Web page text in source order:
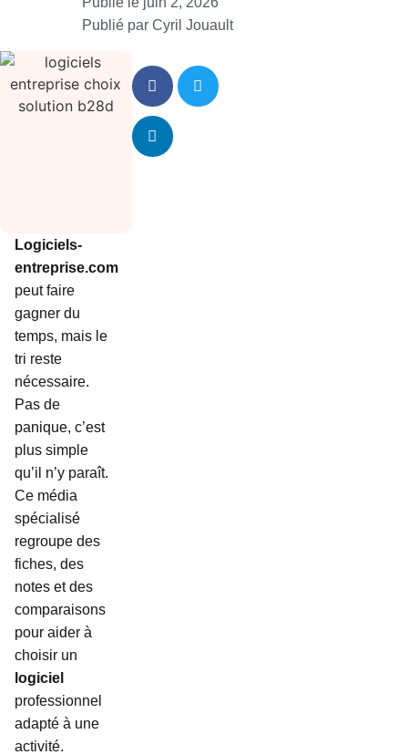
Publié par Cyril Jouault
Logiciels-
entreprise.com
peut faire
gagner du
temps, mais le
tri reste
nécessaire.
Pas de
panique, c’est
plus simple
qu’il n’y paraît.
Ce média
spécialisé
regroupe des
fiches, des
notes et des
comparaisons
pour aider à
choisir un
logiciel
professionnel
adapté à une
activité.